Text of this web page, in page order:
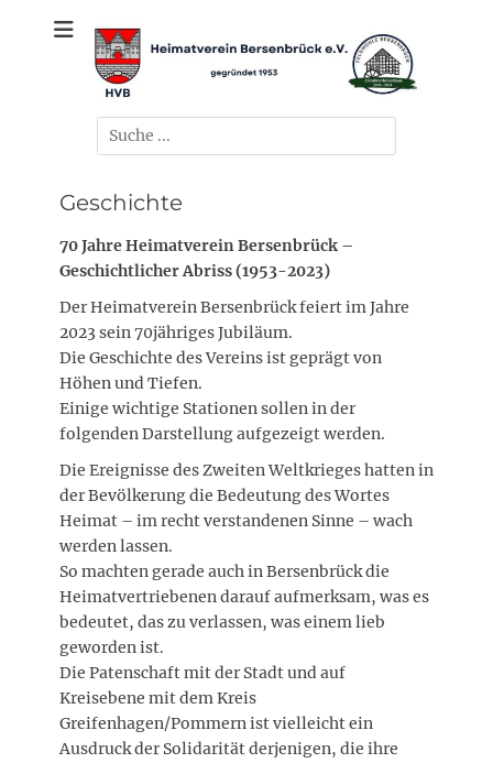
Heimatverein
Bersenbrück e.V.
gegründet 1953
Suchen
nach:
Geschichte
70 Jahre Heimatverein Bersenbrück –
Geschichtlicher Abriss (1953-2023)
Der Heimatverein Bersenbrück feiert im Jahre
2023 sein 70jähriges Jubiläum.
Die Geschichte des Vereins ist geprägt von
Höhen und Tiefen.
Einige wichtige Stationen sollen in der
folgenden Darstellung aufgezeigt werden.
Die Ereignisse des Zweiten Weltkrieges hatten in
der Bevölkerung die Bedeutung des Wortes
Heimat – im recht verstandenen Sinne – wach
werden lassen.
So machten gerade auch in Bersenbrück die
Heimatvertriebenen darauf aufmerksam, was es
bedeutet, das zu verlassen, was einem lieb
geworden ist.
Die Patenschaft mit der Stadt und auf
Kreisebene mit dem Kreis
Greifenhagen/Pommern ist vielleicht ein
Ausdruck der Solidarität derjenigen, die ihre